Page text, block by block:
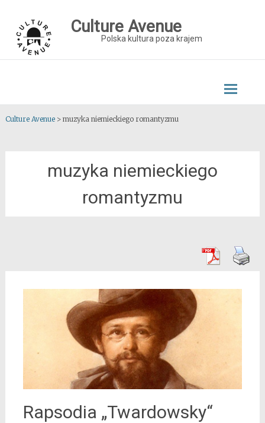
content
Culture Avenue
Polska kultura poza krajem
Culture Avenue> muzyka niemieckiego romantyzmu
muzyka niemieckiego
romantyzmu
Rapsodia „Twardowsky“